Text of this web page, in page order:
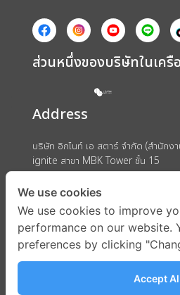
ส่วนหนึ่งของบริษัทในเครือ
Address
บริษัท อิกไนท์ เอ สตาร์ จำกัด (สำนักง
ignite สาขา MBK Tower ชั้น 15
ถนนพญาไท แขวงวังใหม่ เขตปทุมวัน
We use cookies
We use cookies to improve
performance on our website.
preferences by clicking
Accept